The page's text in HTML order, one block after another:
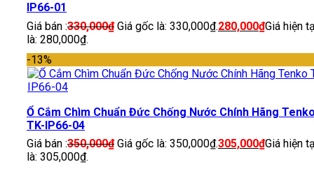
IP66-01
Giá bán :330,000₫ Giá gốc là: 330,000₫.280,000₫Giá hiện
là: 280,000₫.
-13%
Ổ Cắm Chìm Chuẩn Đức Chống Nước Chính Hãng
TK-IP66-04
Giá bán :350,000₫ Giá gốc là: 350,000₫.305,000₫Giá hiện
là: 305,000₫.